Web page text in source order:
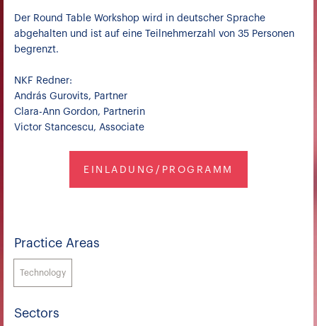
Der Round Table Workshop wird in deutscher Sprache
abgehalten und ist auf eine Teilnehmerzahl von 35 Personen
begrenzt.
NKF Redner:
András Gurovits, Partner
Clara-Ann Gordon, Partnerin
Victor Stancescu, Associate
EINLADUNG/PROGRAMM
Practice Areas
Technology
Sectors